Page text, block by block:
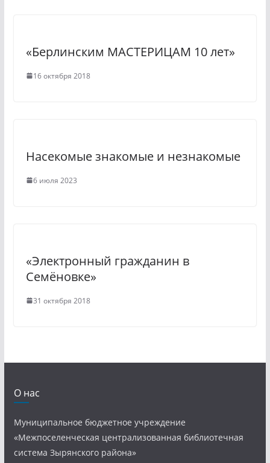
i
k
«Берлинским МАСТЕРИЦАМ 10 лет»
16 октября 2018
Насекомые знакомые и незнакомые
6 июля 2023
«Электронный гражданин в
Семёновке»
31 октября 2018
О нас
Муниципальное бюджетное учреждение
«Межпоселенческая централизованная библиотечная
система Зырянского района»